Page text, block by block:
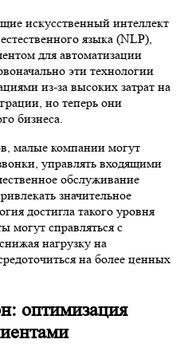
искусственный интеллект
языка (NLP),
для автоматизации
эти технологии
из-за высоких затрат на
но теперь они
бизнеса.
малые компании могут
управлять входящими
обслуживание
значительное
достигла такого уровня
могут справляться с
нагрузку на
на более ценных
оптимизация